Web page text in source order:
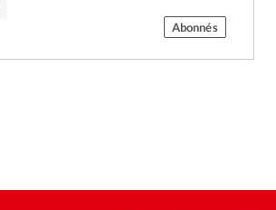
Abonnés